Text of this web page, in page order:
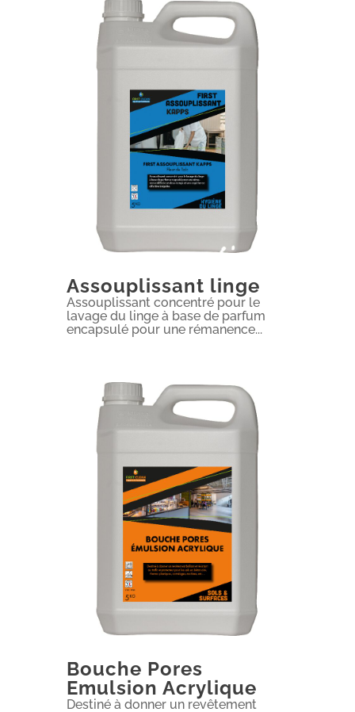
Assouplissant linge
Assouplissant concentré pour le
lavage du linge à base de parfum
encapsulé pour une rémanence...
Bouche Pores
Emulsion Acrylique
Destiné à donner un revêtement